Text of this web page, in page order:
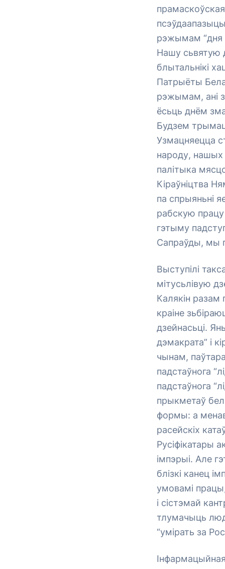
рэжымам “дня
Нашу сьвятую
блытальнікі
Патрыёты
рэжымам, ані з
ёсьць днём
Будзем
Узмацняецца
народу, нашых
палітыка
Кіраўніцтва
па спрыяньні
рабскую
гэтыму
Сапраўды, мы
Выступілі
мітусьлівую
Калякін разам
краіне
дзейнасьці.
дэмакрата” і
чынам,
падстаўнога
падстаўнога
прыкметаў
формы: а
расейскіх
Русіфікатары
імпэрыі. Але
блізкі канец
умовамі
і сістэмай
тлумачыць
“умірать за